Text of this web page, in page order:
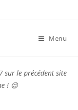
Menu
sur le précédent site
! 😉